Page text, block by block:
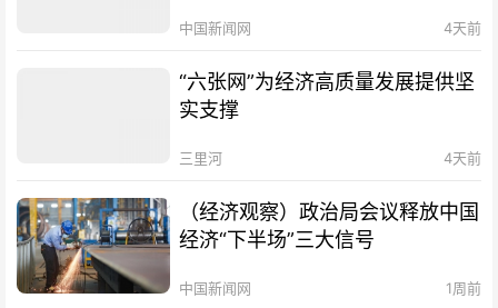
中国新闻网 4天前
“六张网”为经济高质量发展提供坚
实支撑
三里河 4天前
（经济观察）政治局会议释放中国
经济“下半场”三大信号
中国新闻网 1周前